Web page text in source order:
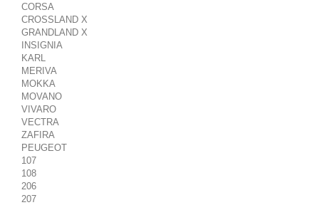
CORSA
CROSSLAND X
GRANDLAND X
INSIGNIA
KARL
MERIVA
MOKKA
MOVANO
VIVARO
VECTRA
ZAFIRA
PEUGEOT
107
108
206
207